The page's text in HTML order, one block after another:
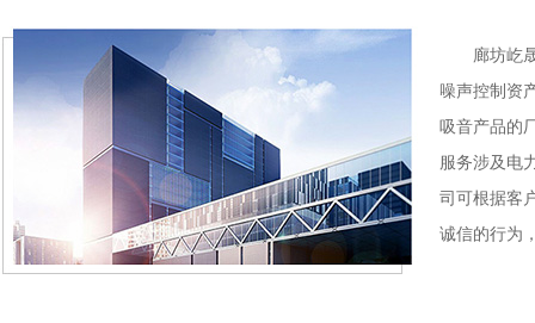
廊坊屹
噪声控制资
吸音产品的
服务涉及电
司可根据客
诚信的行为